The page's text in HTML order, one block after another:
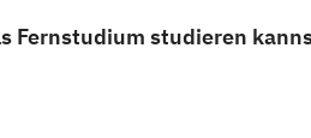
Fernstudium studieren